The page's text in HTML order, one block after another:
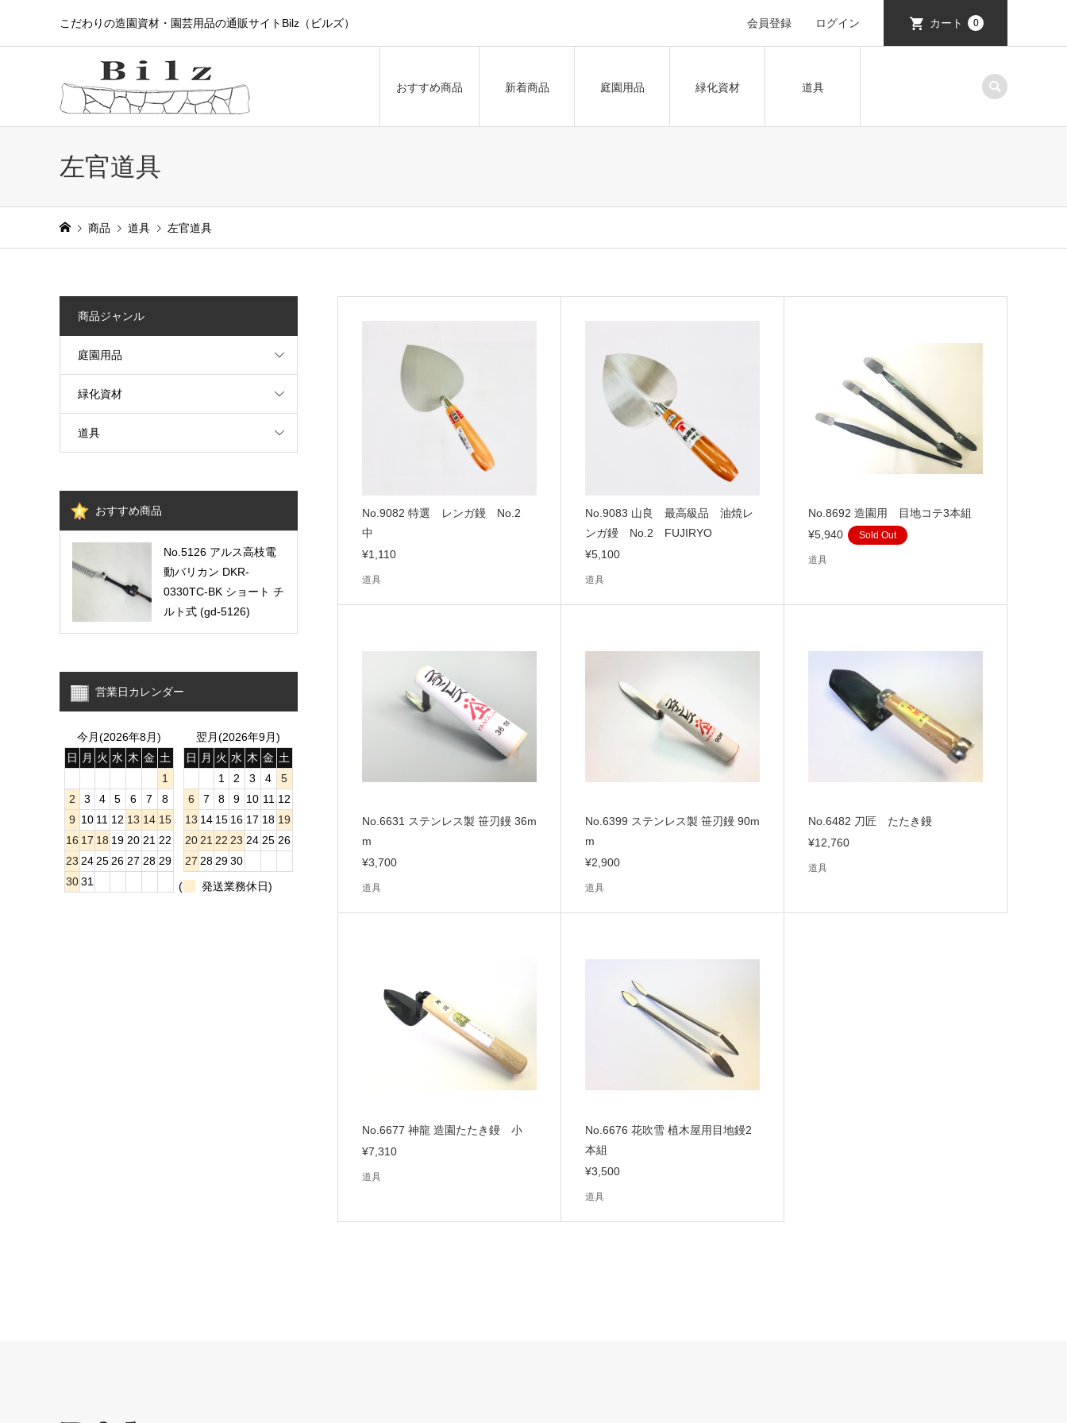
こだわりの造園資材・園芸用品の通販サイトBilz（ビルズ） 会員登録 ログイン カート 0
おすすめ商品 新着商品 庭園用品 緑化資材 道具
左官道具
商品 道具 左官道具
No.9082 特選 レンガ鏝 No.2
中
¥1,110
道具
No.9083 山良 最高級品 油焼レ
ンガ鏝 No.2 FUJIRYO
¥5,100
道具
No.8692 造園用 目地コテ3本組
¥5,940
Sold Out
道具
No.6631 ステンレス製 笹刃鏝 36m
m
¥3,700
道具
No.6399 ステンレス製 笹刃鏝 90m
m
¥2,900
道具
No.6482 刀匠 たたき鏝
¥12,760
道具
No.6677 神龍 造園たたき鏝 小
¥7,310
道具
No.6676 花吹雪 植木屋用目地鏝2
本組
¥3,500
道具
商品ジャンル
庭園用品
緑化資材
道具
おすすめ商品
No.5126 アルス高枝電
動バリカン DKR-
0330TC-BK ショート チ
ルト式 (gd-5126)
営業日カレンダー
今月(2026年8月)
日
月 火 水 木 金 土
1
2
3 4 5 6 7
8
9 10 11 12 13 14 15
16 17 18 19 20 21 22
23 24 25 26 27 28 29
30 31
翌月(2026年9月)
日
月 火 水 木 金 土
1
2 3 4
5
6
7 8 9 10 11 12
13 14 15 16 17 18 19
20 21 22 23 24 25 26
27 28 29 30
(
発送業務休日)